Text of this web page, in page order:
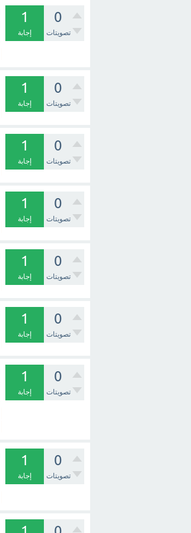
0
تصويتات
1
إجابة
0
تصويتات
1
إجابة
0
تصويتات
1
إجابة
0
تصويتات
1
إجابة
0
تصويتات
1
إجابة
0
تصويتات
1
إجابة
0
تصويتات
1
إجابة
0
تصويتات
1
إجابة